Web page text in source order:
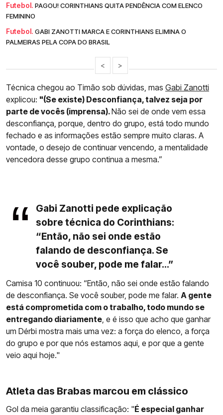
Futebol. PAGOU! CORINTHIANS QUITA PENDÊNCIA COM ELENCO
FEMININO
Futebol. GABI ZANOTTI MARCA E CORINTHIANS ELIMINA O
PALMEIRAS PELA COPA DO BRASIL
< >
Técnica chegou ao Timão sob dúvidas, mas Gabi Zanotti
explicou: "(Se existe) Desconfiança, talvez seja por
parte de vocês (imprensa).Não sei de onde vem essa
desconfiança, porque, dentro do grupo, está todo mundo
fechado e as informações estão sempre muito claras. A
vontade, o desejo de continuar vencendo, a mentalidade
vencedora desse grupo continua a mesma.”
Gabi Zanotti pede explicação
sobre técnica do Corinthians:
“Então, não sei onde estão
falando de desconfiança. Se
você souber, pode me falar...”
Camisa 10 continuou: “Então, não sei onde estão falando
de desconfiança. Se você souber, pode me falar. A gente
está comprometida com o trabalho, todo mundo se
entregando diariamente , e é isso que acho que ganhar
um Dérbi mostra mais uma vez: a força do elenco, a força
do grupo e por que nós estamos aqui, e por que a gente
veio aqui hoje."
Atleta das Brabas marcou em clássico
Gol da meia garantiu classificação: "É especial ganhar